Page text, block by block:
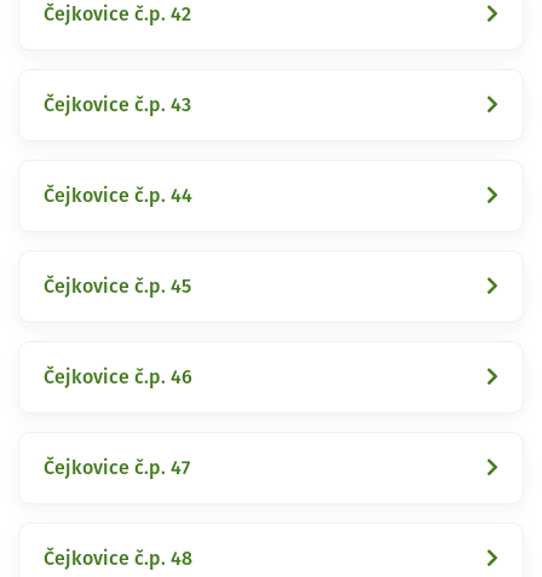
Čejkovice č.p. 42
Čejkovice č.p. 43
Čejkovice č.p. 44
Čejkovice č.p. 45
Čejkovice č.p. 46
Čejkovice č.p. 47
Čejkovice č.p. 48